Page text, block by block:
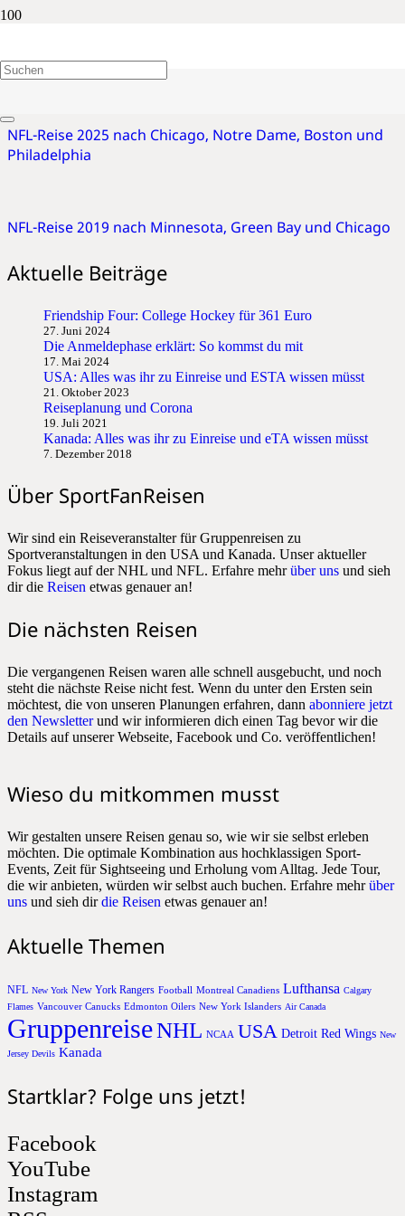
Green Bay Packers
NFL-Reise 2025 nach Chicago, Notre Dame, Boston und
Philadelphia
NFL-Reise 2019 nach Minnesota, Green Bay und Chicago
Aktuelle Beiträge
Friendship Four: College Hockey für 361 Euro
27. Juni 2024
Die Anmeldephase erklärt: So kommst du mit
17. Mai 2024
USA: Alles was ihr zu Einreise und ESTA wissen müsst
21. Oktober 2023
Reiseplanung und Corona
19. Juli 2021
Kanada: Alles was ihr zu Einreise und eTA wissen müsst
7. Dezember 2018
Über SportFanReisen
Wir sind ein Reiseveranstalter für Gruppenreisen zu
Sportveranstaltungen in den USA und Kanada. Unser aktueller
Fokus liegt auf der NHL und NFL. Erfahre mehrüber uns und sieh
dir die Reisen etwas genauer an!
Die nächsten Reisen
Die vergangenen Reisen waren alle schnell ausgebucht, und noch
steht die nächste Reise nicht fest. Wenn du unter den Ersten sein
möchtest, die von unseren Planungen erfahren, dann abonniere jetzt
den Newsletterund wir informieren dich einen Tag bevor wir die
Details auf unserer Webseite, Facebook und Co. veröffentlichen!
Wieso du mitkommen musst
Wir gestalten unsere Reisen genau so, wie wir sie selbst erleben
möchten. Die optimale Kombination aus hochklassigen Sport-
Events, Zeit für Sightseeing und Erholung vom Alltag. Jede Tour,
die wir anbieten, würden wir selbst auch buchen. Erfahre mehrüber
uns und sieh dirdie Reisen etwas genauer an!
Aktuelle Themen
NFL New York New York Rangers Football Montreal Canadiens Lufthansa Calgary
Flames Vancouver Canucks Edmonton Oilers New York Islanders Air Canada
GruppenreiseNHL NCAA USA Detroit Red Wings New
Jersey Devils Kanada
Startklar? Folge uns jetzt!
Facebook
YouTube
Instagram